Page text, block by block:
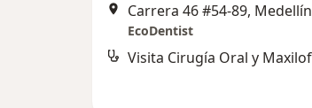
Carrera 46 #54-89, Medellín
EcoDentist